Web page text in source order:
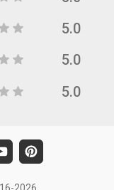
5.0
5.0
5.0